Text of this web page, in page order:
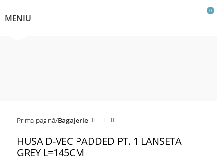
MENIU
0
Prima pagină Bagajerie
HUSA D-VEC PADDED PT. 1 LANSETA
GREY L=145CM